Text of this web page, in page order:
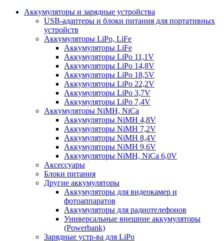
Аккумуляторы и зарядные устройства
USB-адаптеры и блоки питания для портативных
устройств
Аккумуляторы LiPo, LiFe
Аккумуляторы LiFe
Аккумуляторы LiPo 11,1V
Аккумуляторы LiPo 14,8V
Аккумуляторы LiPo 18,5V
Аккумуляторы LiPo 22,2V
Аккумуляторы LiPo 3,7V
Аккумуляторы LiPo 7,4V
Аккумуляторы NiMH, NiCa
Аккумуляторы NiMH 4,8V
Аккумуляторы NiMH 7,2V
Аккумуляторы NiMH 8,4V
Аккумуляторы NiMH 9,6V
Аккумуляторы NiMH, NiCa 6,0V
Аксессуары
Блоки питания
Другие аккумуляторы
Аккумуляторы для видеокамер и
фотоаппаратов
Аккумуляторы для радиотелефонов
Универсальные внешние аккумуляторы
(Powerbank)
Зарядные устр-ва для LiPo